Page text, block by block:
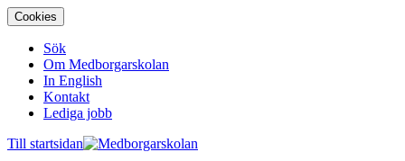
Cookies
Sök
Om Medborgarskolan
In English
Kontakt
Lediga jobb
Till startsidan